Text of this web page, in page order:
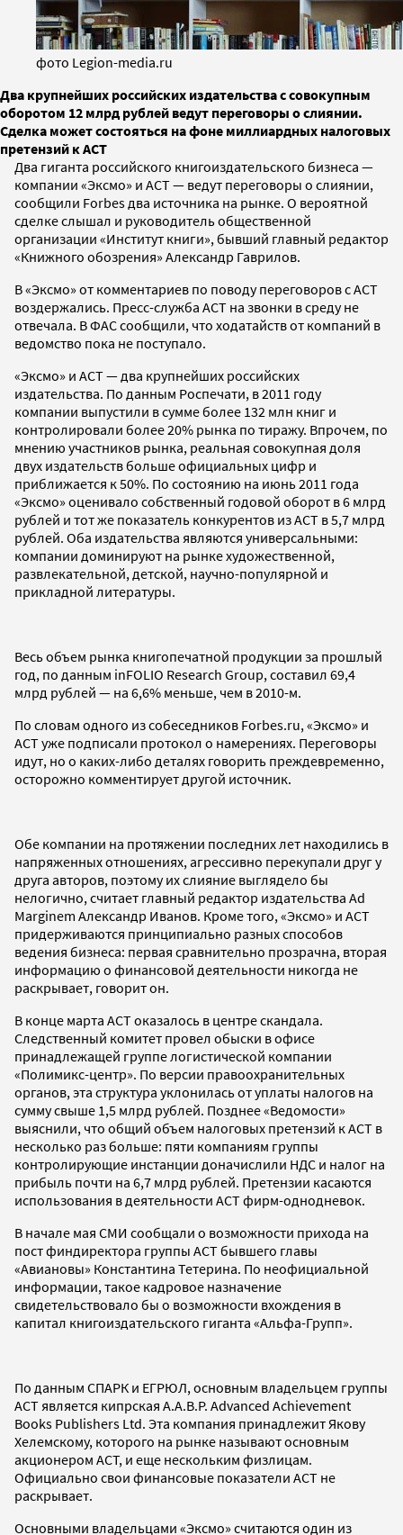
фото Legion-media.ru
Два крупнейших российских издательства с совокупным
оборотом 12 млрд рублей ведут переговоры о слиянии.
Сделка может состояться на фоне миллиардных налоговых
претензий к АСТ
Два гиганта российского книгоиздательского бизнеса —
компании «Эксмо» и АСТ — ведут переговоры о слиянии,
сообщили Forbes два источника на рынке. О вероятной
сделке слышал и руководитель общественной
организации «Институт книги», бывший главный редактор
«Книжного обозрения» Александр Гаврилов.
В «Эксмо» от комментариев по поводу переговоров с АСТ
воздержались. Пресс-служба АСТ на звонки в среду не
отвечала. В ФАС сообщили, что ходатайств от компаний в
ведомство пока не поступало.
«Эксмо» и АСТ — два крупнейших российских
издательства. По данным Роспечати, в 2011 году
компании выпустили в сумме более 132 млн книг и
контролировали более 20% рынка по тиражу. Впрочем, по
мнению участников рынка, реальная совокупная доля
двух издательств больше официальных цифр и
приближается к 50%. По состоянию на июнь 2011 года
«Эксмо» оценивало собственный годовой оборот в 6 млрд
рублей и тот же показатель конкурентов из АСТ в 5,7 млрд
рублей. Оба издательства являются универсальными:
компании доминируют на рынке художественной,
развлекательной, детской, научно-популярной и
прикладной литературы.
Весь объем рынка книгопечатной продукции за прошлый
год, по данным inFOLIO Research Group, составил 69,4
млрд рублей — на 6,6% меньше, чем в 2010-м.
По словам одного из собеседников Forbes.ru, «Эксмо» и
АСТ уже подписали протокол о намерениях. Переговоры
идут, но о каких-либо деталях говорить преждевременно,
осторожно комментирует другой источник.
Обе компании на протяжении последних лет находились в
напряженных отношениях, агрессивно перекупали друг у
друга авторов, поэтому их слияние выглядело бы
нелогично, считает главный редактор издательства Ad
Marginem Александр Иванов. Кроме того, «Эксмо» и АСТ
придерживаются принципиально разных способов
ведения бизнеса: первая сравнительно прозрачна, вторая
информацию о финансовой деятельности никогда не
раскрывает, говорит он.
В конце марта АСТ оказалось в центре скандала.
Следственный комитет провел обыски в офисе
принадлежащей группе логистической компании
«Полимикс-центр». По версии правоохранительных
органов, эта структура уклонилась от уплаты налогов на
сумму свыше 1,5 млрд рублей. Позднее «Ведомости»
выяснили, что общий объем налоговых претензий к АСТ в
несколько раз больше: пяти компаниям группы
контролирующие инстанции доначислили НДС и налог на
прибыль почти на 6,7 млрд рублей. Претензии касаются
использования в деятельности АСТ фирм-однодневок.
В начале мая СМИ сообщали о возможности прихода на
пост финдиректора группы АСТ бывшего главы
«Авиановы» Константина Тетерина. По неофициальной
информации, такое кадровое назначение
свидетельствовало бы о возможности вхождения в
капитал книгоиздательского гиганта «Альфа-Групп».
По данным СПАРК и ЕГРЮЛ, основным владельцем группы
АСТ является кипрская A.A.B.P. Advanced Achievement
Books Publishers Ltd. Эта компания принадлежит Якову
Хелемскому, которого на рынке называют основным
акционером АСТ, и еще нескольким физлицам.
Официально свои финансовые показатели АСТ не
раскрывает.
Основными владельцами «Эксмо» считаются один из